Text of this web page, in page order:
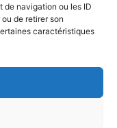
de navigation ou les ID
de retirer son
caractéristiques